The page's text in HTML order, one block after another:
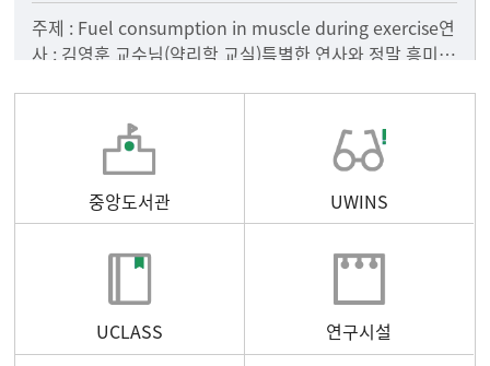
주제 : Fuel consumption in muscle during exercise연
사 : 김영훈 교수님(약리학 교실)특별한 연사와 정말 흥미로
중앙도서관 UWINS
UCLASS 연구시설